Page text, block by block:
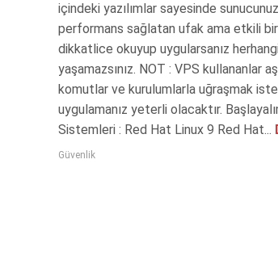
içindeki yazılımlar sayesinde
performans sağlatan ufak ama etkili bir
dikkatlice okuyup uygularsanız
yaşamazsınız. NOT : VPS kullananlar
komutlar ve kurulumlarla uğraşmak
uygulamanız yeterli olacaktır.
Sistemleri : Red Hat Linux 9 Red Hat...
Güvenlik